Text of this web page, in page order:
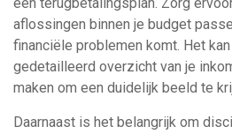
aflossingen binnen je budget
financiële problemen komt. Het
gedetailleerd overzicht van je
maken om een duidelijk beeld te
Daarnaast is het belangrijk om